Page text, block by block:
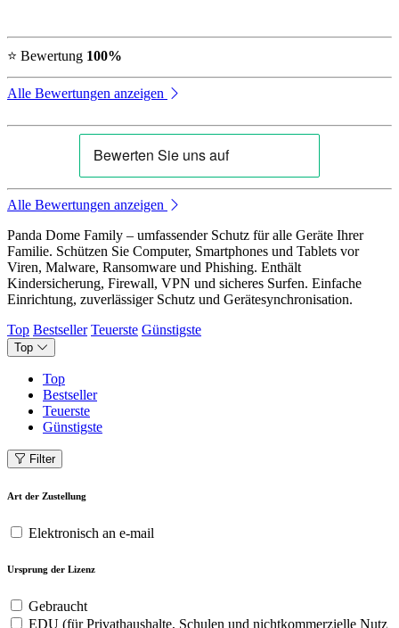
⭐ Bewertung 100%
Alle Bewertungen anzeigen
Alle Bewertungen anzeigen
Panda Dome Family – umfassender Schutz für alle Geräte Ihrer
Familie. Schützen Sie Computer, Smartphones und Tablets vor
Viren, Malware, Ransomware und Phishing. Enthält
Kindersicherung, Firewall, VPN und sicheres Surfen. Einfache
Einrichtung, zuverlässiger Schutz und Gerätesynchronisation.
Top Bestseller Teuerste Günstigste
Top
Top
Bestseller
Teuerste
Günstigste
Filter
Art der Zustellung
Elektronisch an e-mail
Ursprung der Lizenz
Gebraucht
EDU (für Privathaushalte, Schulen und nichtkommerzielle Nutz